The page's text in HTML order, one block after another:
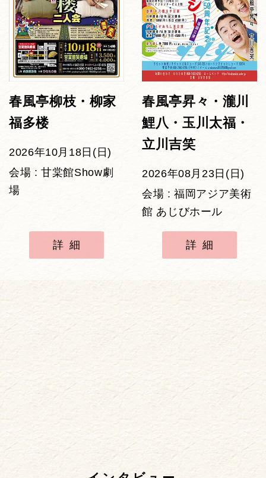
春風亭柳枝・柳家
福多楼
2026年10月18日(日)
会場 : 甘棠館Show劇
場
詳細
春風亭昇々・瀧川
鯉八・玉川太福・
立川吉笑
2026年08月23日(日)
会場 : 福岡アジア美術
館 あじびホール
詳細